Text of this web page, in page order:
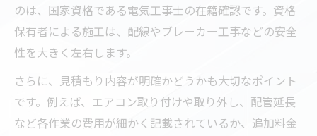
のは、国家資格である電気工事士の在籍確認です。資格
保有者による施工は、配線やブレーカー工事などの安全
性を大きく左右します。
さらに、見積もり内容が明確かどうかも大切なポイント
です。例えば、エアコン取り付けや取り外し、配管延長
など各作業の費用が細かく記載されているか、追加料金